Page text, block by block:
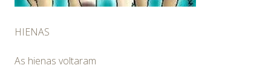
HIENAS
As hienas voltaram